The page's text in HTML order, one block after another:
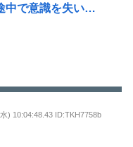
中で意識を失い…
) 10:04:48.43 ID:TKH7758b